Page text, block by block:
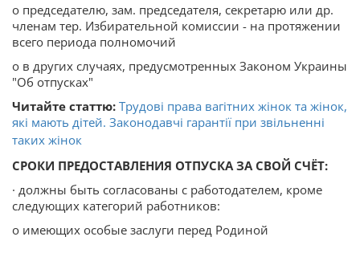
o председателю, зам. председателя, секретарю или др.
членам тер. Избирательной комиссии - на протяжении
всего периода полномочий
o в других случаях, предусмотренных Законом Украины
"Об отпусках"
Читайте статтю: Трудові права вагітних жінок та жінок,
які мають дітей. Законодавчі гарантії при звільненні
таких жінок
СРОКИ ПРЕДОСТАВЛЕНИЯ ОТПУСКА ЗА СВОЙ СЧЁТ:
· должны быть согласованы с работодателем, кроме
следующих категорий работников:
o имеющих особые заслуги перед Родиной